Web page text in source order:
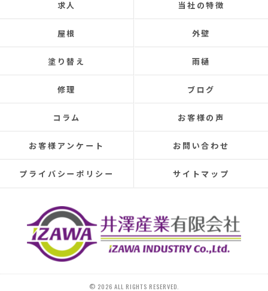
Google) My 50-year-old house has been plagued by roof
leaks for about 20 years.
Three times so far, the ceiling has leaked, and although
the leaks were repaired each time, the problem was
never completely fixed.
Even after repairs, the dripping sound would reappear
elsewhere, making rainy days incredibly depressing.
This time, I was determined to have the cause identified
and repaired, so I searched online reviews daily and
finally found Izawa Sangyo.
From the initial estimate, it was completely different
They conducted a thorough leak investigation
and inspecting the attic from the second-floor closet,
and were able to pinpoint the leak location.
They discovered that the roof tiles were significantly
deteriorated, with cracks in several places and even a
hole in one spot.
求人 当社の特徴
屋根 外壁
塗り替え 雨樋
修理 ブログ
コラム お客様の声
お客様アンケート お問い合わせ
プライバシーポリシー サイトマップ
© 2026 ALL RIGHTS RESERVED.